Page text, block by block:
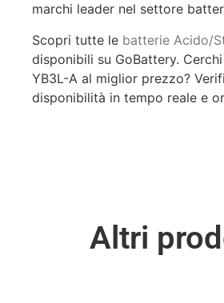
marchi leader nel settore
Scopri tutte le batterie Acido/
disponibili su GoBattery.
YB3L-A al miglior prezzo?
disponibilità in tempo reale e
Altri